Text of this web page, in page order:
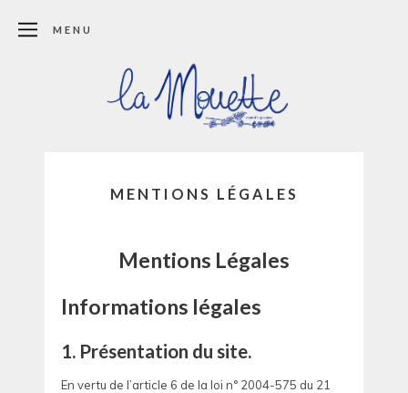
MENU
MENTIONS LÉGALES
Mentions Légales
Informations légales
1. Présentation du site.
En vertu de l’article 6 de la loi n° 2004-575 du 21